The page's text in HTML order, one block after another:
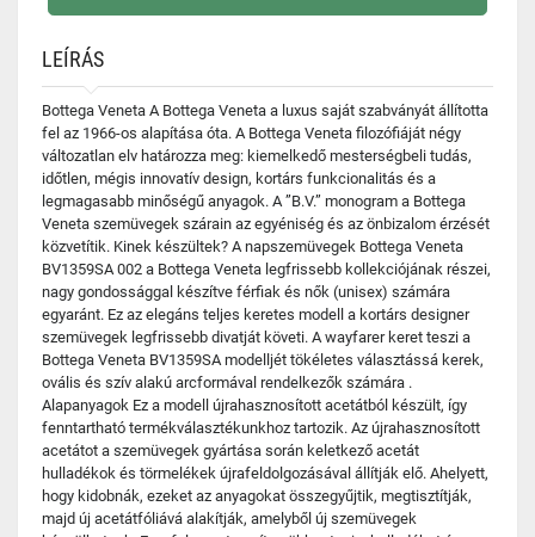
LEÍRÁS
Bottega Veneta A Bottega Veneta a luxus saját szabványát állította
fel az 1966-os alapítása óta. A Bottega Veneta filozófiáját négy
változatlan elv határozza meg: kiemelkedő mesterségbeli tudás,
időtlen, mégis innovatív design, kortárs funkcionalitás és a
legmagasabb minőségű anyagok. A ”B.V.” monogram a Bottega
Veneta szemüvegek szárain az egyéniség és az önbizalom érzését
közvetítik. Kinek készültek? A napszemüvegek Bottega Veneta
BV1359SA 002 a Bottega Veneta legfrissebb kollekciójának részei,
nagy gondossággal készítve férfiak és nők (unisex) számára
egyaránt. Ez az elegáns teljes keretes modell a kortárs designer
szemüvegek legfrissebb divatját követi. A wayfarer keret teszi a
Bottega Veneta BV1359SA modelljét tökéletes választássá kerek,
ovális és szív alakú arcformával rendelkezők számára .
Alapanyagok Ez a modell újrahasznosított acetátból készült, így
fenntartható termékválasztékunkhoz tartozik. Az újrahasznosított
acetátot a szemüvegek gyártása során keletkező acetát
hulladékok és törmelékek újrafeldolgozásával állítják elő. Ahelyett,
hogy kidobnák, ezeket az anyagokat összegyűjtik, megtisztítják,
majd új acetátfóliává alakítják, amelyből új szemüvegek